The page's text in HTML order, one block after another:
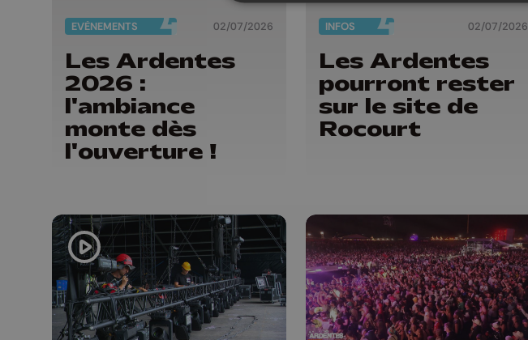
EVÈNEMENTS 02/07/2026
Les Ardentes
2026 :
l'ambiance
monte dès
l'ouverture !
INFOS 02/07/2026
Les Ardentes
pourront rester
sur le site de
Rocourt